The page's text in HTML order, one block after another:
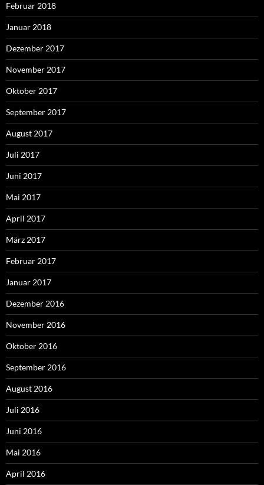
Februar 2018
Januar 2018
Dezember 2017
November 2017
Oktober 2017
September 2017
August 2017
Juli 2017
Juni 2017
Mai 2017
April 2017
März 2017
Februar 2017
Januar 2017
Dezember 2016
November 2016
Oktober 2016
September 2016
August 2016
Juli 2016
Juni 2016
Mai 2016
April 2016